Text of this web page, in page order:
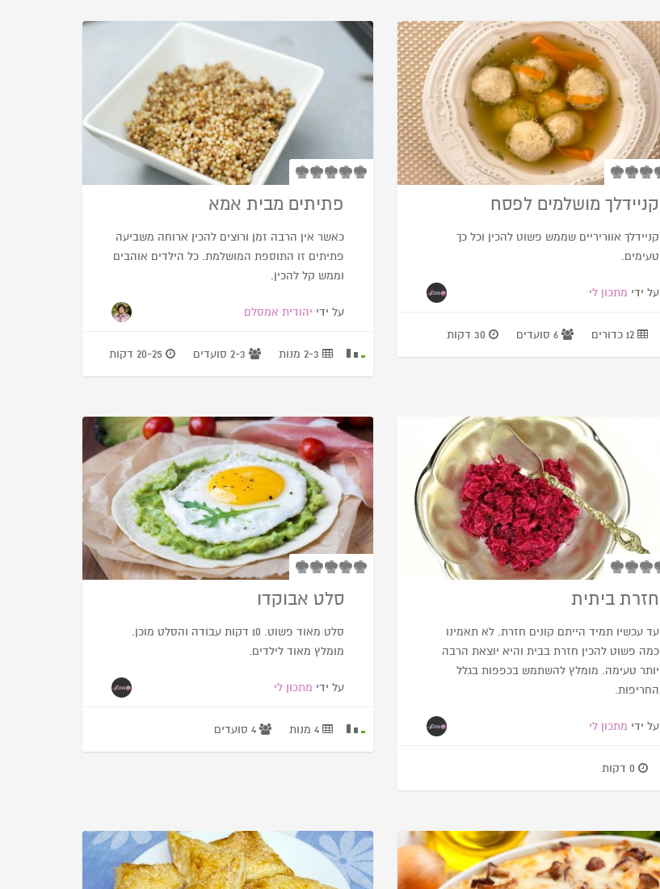
קניידלך מושלמים לפסח
קניידלך אווריריים שממש פשוט להכין וכל כך
טעימים.
על ידי מתכון לי
פתיתים מבית אמא
כאשר אין הרבה זמן ורוצים להכין ארוחה משביעה
פתיתים זו התוספת המושלמת. כל הילדים אוהבים
וממש קל להכין.
על ידי יהודית אמסלם
חזרת ביתית
עד עכשיו תמיד הייתם קונים חזרת. לא תאמינו
כמה פשוט להכין חזרת בבית והיא יוצאת הרבה
יותר טעימה. מומלץ להשתמש בכפפות בגלל
החריפות.
על ידי מתכון לי
סלט אבוקדו
סלט מאוד פשוט. 10 דקות עבודה והסלט מוכן.
מומלץ מאוד לילדים.
על ידי מתכון לי